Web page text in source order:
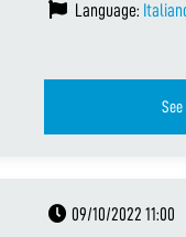
Language:
09/10/2022 11:00